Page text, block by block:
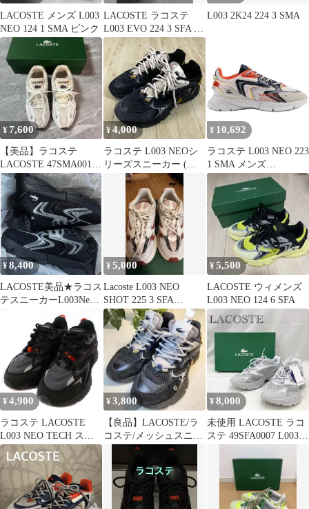
LACOSTE メンズ L003
NEO 124 1 SMA ピンク
LACOSTE ラコステ
L003 EVO 224 3 SFA ロ
ーカット スニーカー
size24ｃｍ/白 ■■◎レデ
ィース
L003 2K24 224 3 SMA
¥7,600
【美品】ラコステ
LACOSTE 47SMA0013
26.5 箱付き
¥4,000
ラコステ L003 NEOシ
リーズスニーカー (ネ
イビー/26.5)
¥ 10,692
ラコステ L003 NEO 223
1 SMA メンズ
27.0cm(UK9) オレンジ
#46SMA0003-1U2
LACOSTE 新品 未使用
¥8,400
LACOSTE美品★ラコス
テスニーカーL003Neo
Sneakersスニーカー
¥5,000
Lacoste L003 NEO
SHOT 225 3 SFA
Women's
¥5,500
LACOSTE ウィメンズ
L003 NEO 124 6 SFA
¥ 4,900
ラコステ LACOSTE
L003 NEO TECH スニ
ーカー シューズ UK4
ブラック カーキ
48SFA0087 /BM
¥3,800
【良品】LACOSTE/ラ
コステ/メッシュスニー
カー/L003NEO/24.5
¥8,000
未使用 LACOSTE ラコ
ステ 49SFA0007 L003
ローカット スニーカー
24cm ライトグレー レ
ディース 靴 箱付き_233